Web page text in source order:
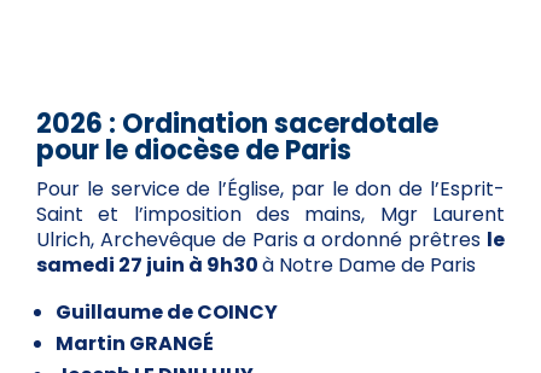
2026 : Ordination sacerdotale
pour le diocèse de Paris
Pour le service de l’Église, par le don de l’Esprit-
Saint et l’imposition des mains, Mgr Laurent
Ulrich, Archevêque de Paris a ordonné prêtres le
samedi 27 juin à 9h30à Notre Dame de Paris
Guillaume de COINCY
Martin GRANGÉ